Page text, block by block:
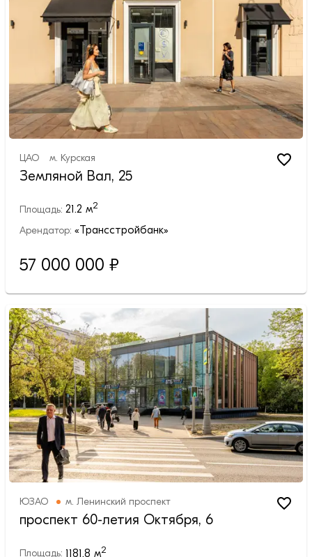
ЦАО м. Курская
Земляной Вал, 25
Площадь: 21.2 м2
Арендатор: «Трансстройбанк»
57 000 000 ₽
ЮЗАО м. Ленинский проспект
проспект 60-летия Октября, 6
Площадь: 1181.8 м2